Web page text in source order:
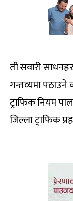
ती सवारी
गन्तव्यमा
ट्राफिक नियम
जिल्ला ट्राफिक